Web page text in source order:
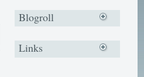
Blogroll
Links